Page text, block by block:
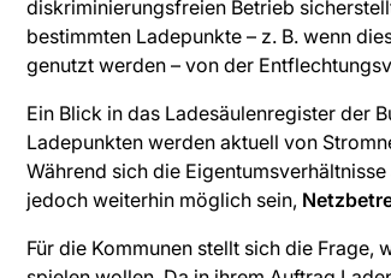
diskriminierungsfreien Betrieb
bestimmten Ladepunkte – z. B. wenn
genutzt werden – von der
Ein Blick in das Ladesäulenregister der
Ladepunkten werden aktuell von
Während sich die
jedoch weiterhin möglich sein,
Für die Kommunen stellt sich die